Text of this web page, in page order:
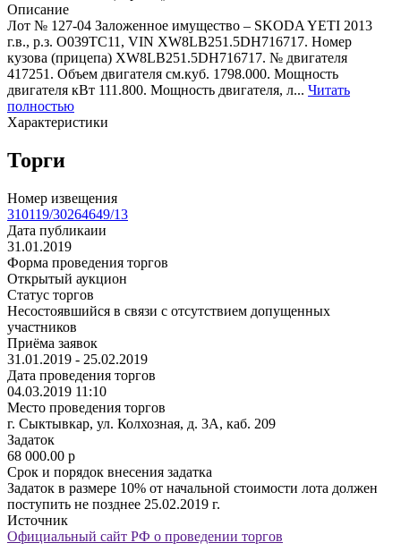
Описание
Лот № 127-04 Заложенное имущество – SKODA YETI 2013
г.в., р.з. О039ТС11, VIN XW8LB251.5DH716717. Номер
кузова (прицепа) XW8LB251.5DH716717. № двигателя
417251. Объем двигателя см.куб. 1798.000. Мощность
двигателя кВт 111.800. Мощность двигателя, л... Читать
полностью
Характеристики
Торги
Номер извещения
310119/30264649/13
Дата публикаии
31.01.2019
Форма проведения торгов
Открытый аукцион
Статус торгов
Несостоявшийся в связи с отсутствием допущенных
участников
Приёма заявок
31.01.2019 - 25.02.2019
Дата проведения торгов
04.03.2019 11:10
Место проведения торгов
г. Сыктывкар, ул. Колхозная, д. 3А, каб. 209
Задаток
68 000.00 p
Срок и порядок внесения задатка
Задаток в размере 10% от начальной стоимости лота должен
поступить не позднее 25.02.2019 г.
Источник
Официальный сайт РФ о проведении торгов